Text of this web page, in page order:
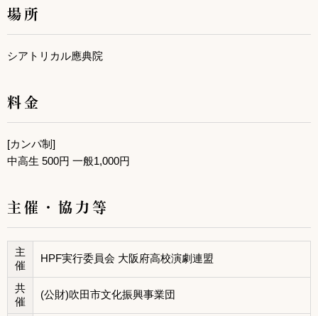
場所
シアトリカル應典院
料金
[カンパ制]
中高生 500円 一般1,000円
主催・協力等
主
催
HPF実行委員会 大阪府高校演劇連盟
共
催
(公財)吹田市文化振興事業団